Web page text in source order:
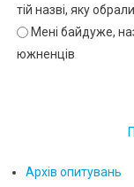
тій назві, яку
Мені байдуже,
южненців
Архів опитувань